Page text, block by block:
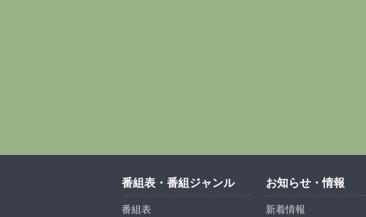
番組表・番組ジャンル
番組表
お知らせ・情報
新着情報